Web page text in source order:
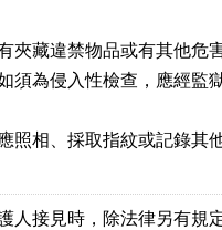
夾藏違禁物品或有其他危
須為侵入性檢查，應經監
照相、採取指紋或記錄其
人接見時，除法律另有規